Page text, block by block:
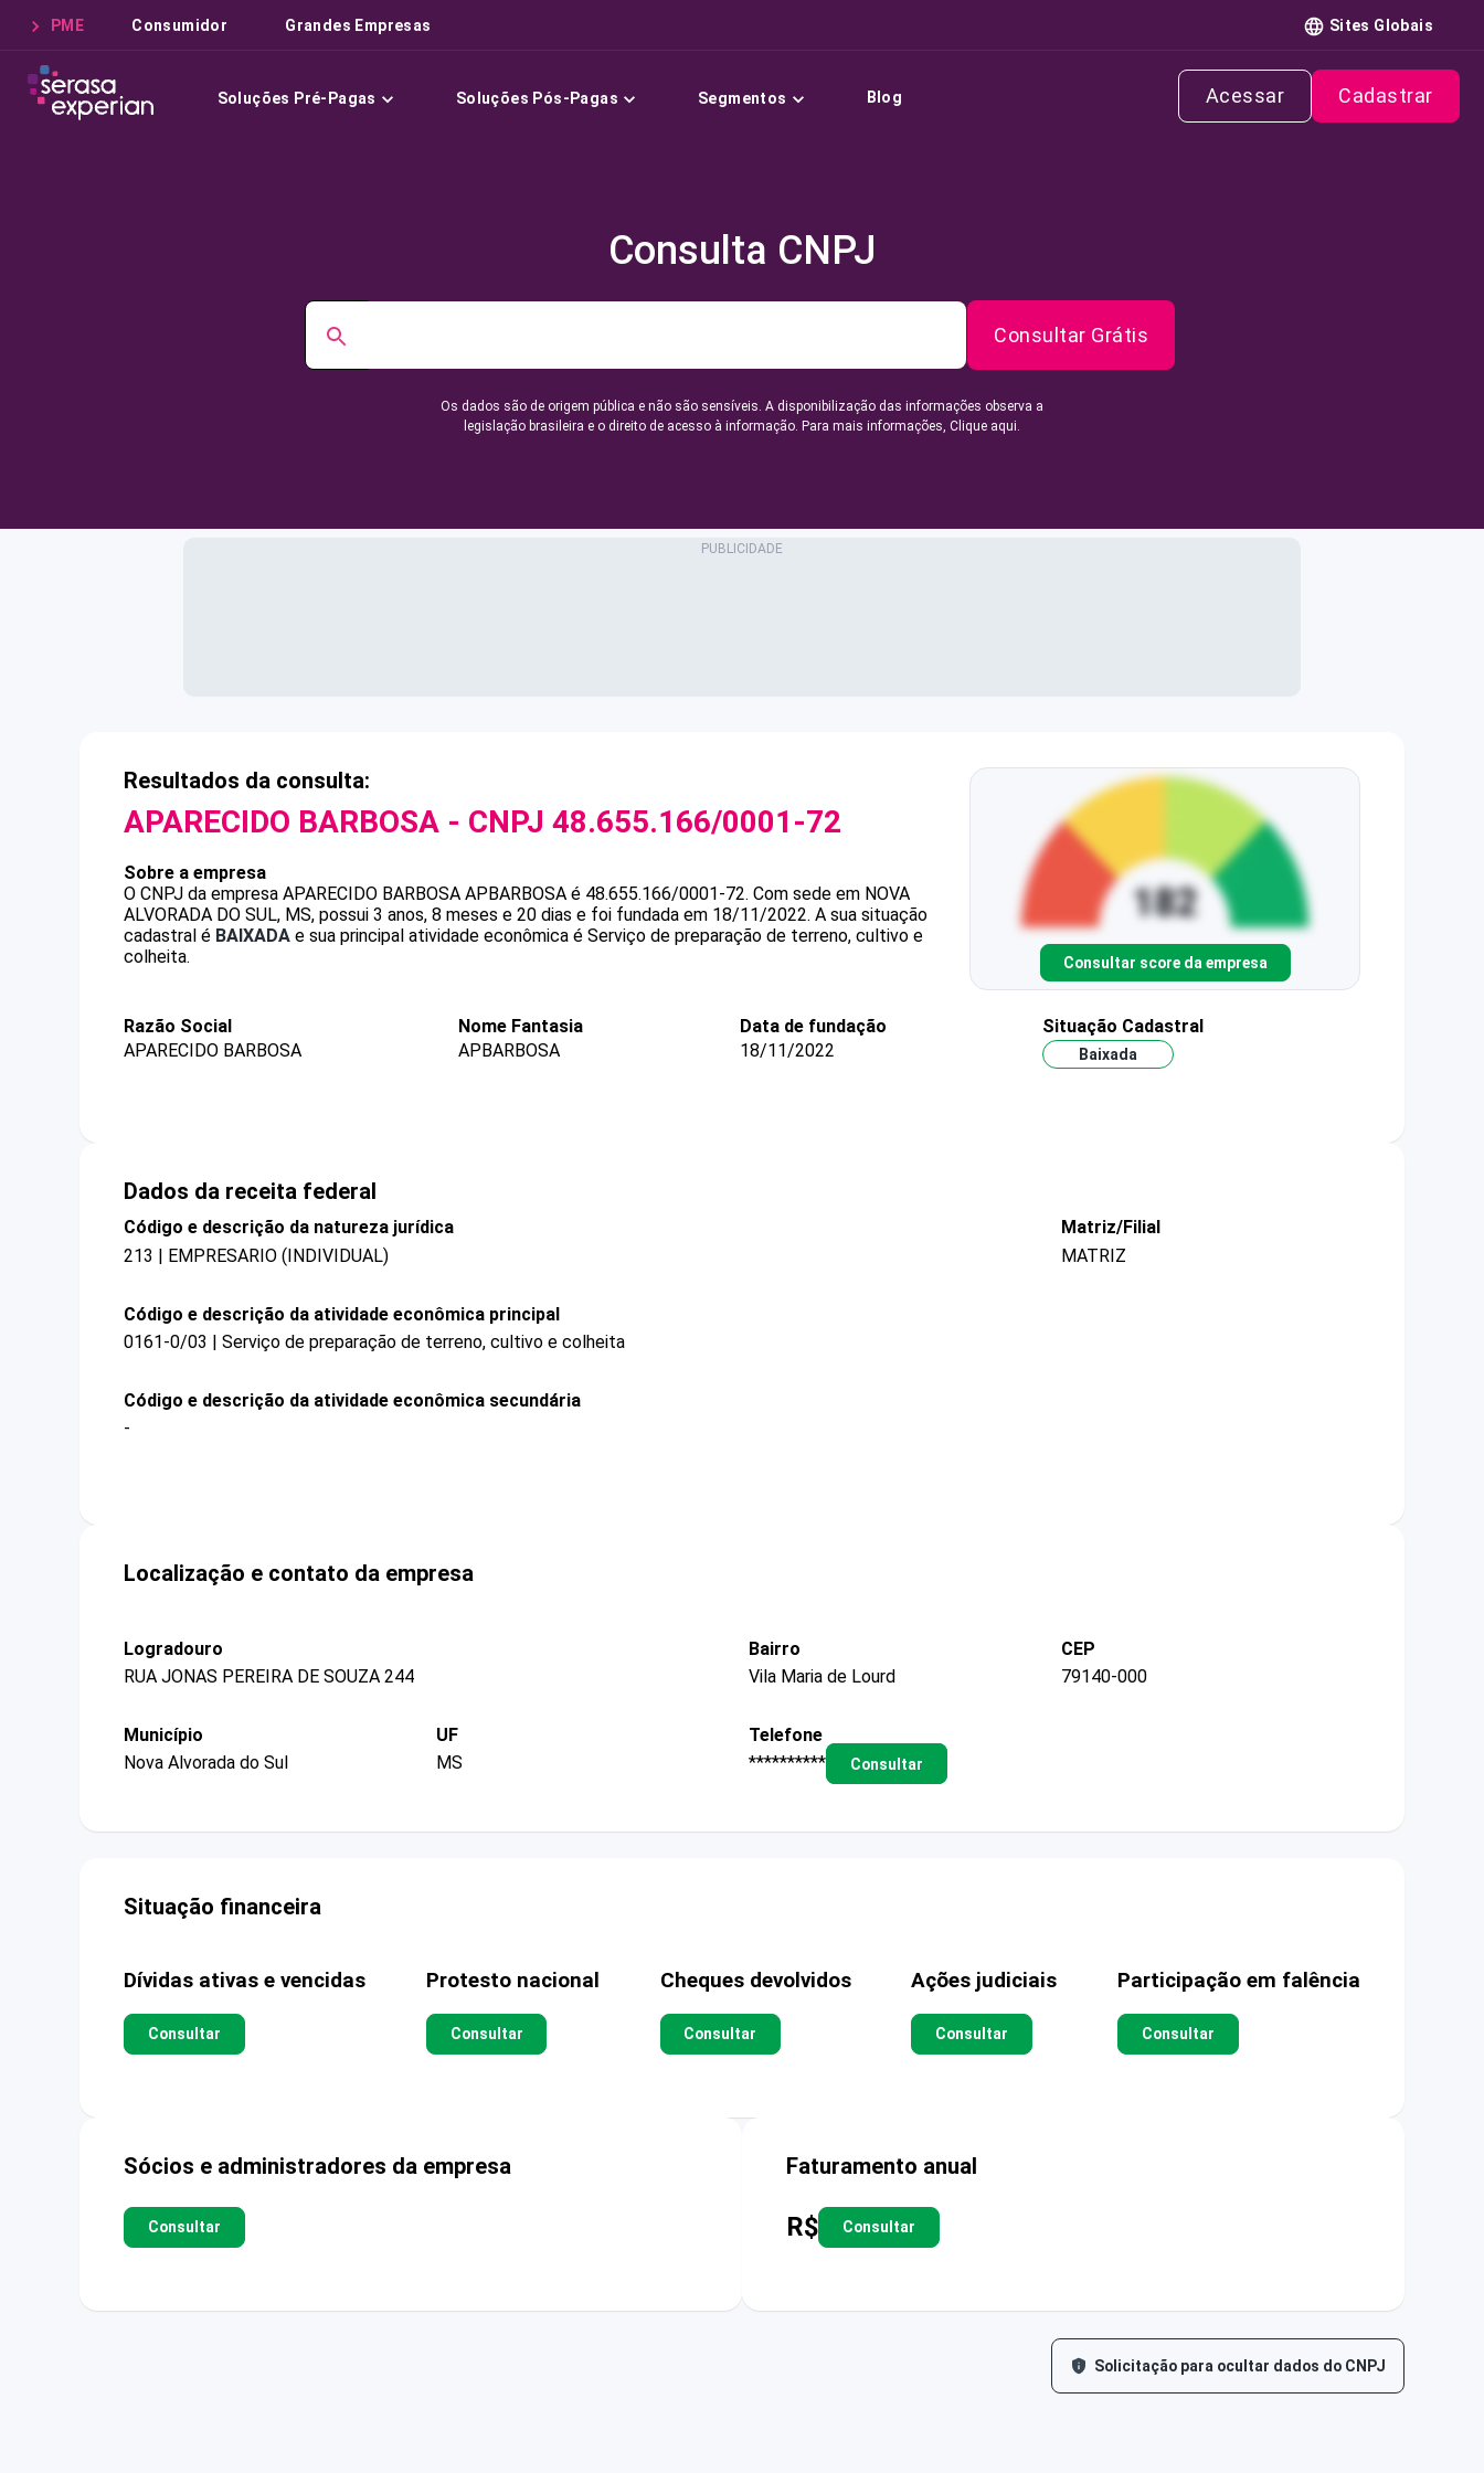
PME Consumidor Grandes Empresas Sites Globais
Soluções Pré-Pagas Soluções Pós-Pagas Segmentos Blog Acessar Cadastrar
Consulta CNPJ
Consultar Grátis
Os dados são de origem pública e não são sensíveis. A disponibilização das informações observa a
legislação brasileira e o direito de acesso à informação. Para mais informações, Clique aqui.
Resultados da consulta:
APARECIDO BARBOSA - CNPJ 48.655.166/0001-72
Sobre a empresa
O CNPJ da empresa APARECIDO BARBOSA APBARBOSA é 48.655.166/0001-72. Com sede em NOVA
ALVORADA DO SUL, MS, possui 3 anos, 8 meses e 20 dias e foi fundada em 18/11/2022. A sua situação
cadastral é BAIXADA e sua principal atividade econômica é Serviço de preparação de terreno, cultivo e
colheita.
Consultar score da empresa
Razão Social
APARECIDO BARBOSA
Nome Fantasia
APBARBOSA
Data de fundação
18/11/2022
Situação Cadastral
Baixada
Dados da receita federal
Código e descrição da natureza jurídica
213 | EMPRESARIO (INDIVIDUAL)
Matriz/Filial
MATRIZ
Código e descrição da atividade econômica principal
0161-0/03 | Serviço de preparação de terreno, cultivo e colheita
Código e descrição da atividade econômica secundária
-
Localização e contato da empresa
Logradouro
RUA JONAS PEREIRA DE SOUZA 244
Bairro
Vila Maria de Lourd
CEP
79140-000
Município
Nova Alvorada do Sul
UF
MS
Telefone
**********
Consultar
Situação financeira
Dívidas ativas e vencidas
Consultar
Protesto nacional
Consultar
Cheques devolvidos
Consultar
Ações judiciais
Consultar
Participação em falência
Consultar
Sócios e administradores da empresa
Consultar
Faturamento anual
R$ Consultar
Solicitação para ocultar dados do CNPJ